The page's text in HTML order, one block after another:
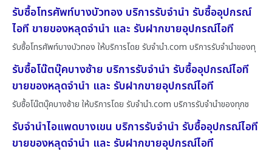
รับซื้อโทรศัพท์บางบัวทอง บริการรับจำนำ รับซื้ออุปกรณ์
ไอที ขายของหลุดจำนำ และ รับฝากขายอุปกรณ์ไอที
รับซื้อโทรศัพท์บางบัวทอง ให้บริการโดย รับจํานํา.com บริการรับจำนำของทุ
รับซื้อโน๊ตบุ๊คบางซ้าย บริการรับจำนำ รับซื้ออุปกรณ์ไอที
ขายของหลุดจำนำ และ รับฝากขายอุปกรณ์ไอที
รับซื้อโน๊ตบุ๊คบางซ้าย ให้บริการโดย รับจํานํา.com บริการรับจำนำของทุกช
รับจำนำไอแพดบางเขน บริการรับจำนำ รับซื้ออุปกรณ์ไอที
ขายของหลุดจำนำ และ รับฝากขายอุปกรณ์ไอที